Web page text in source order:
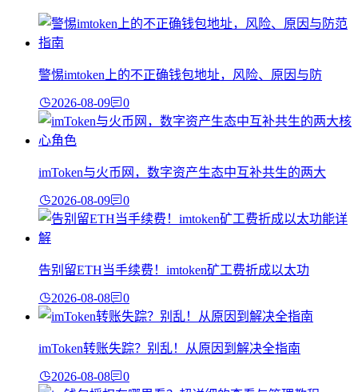
警惕imtoken上的不正确钱包地址，风险、原因与防
2026-08-09 0
imToken与火币网，数字资产生态中互补共生的两大
2026-08-09 0
告别留ETH当手续费！imtoken矿工费折成以太功
2026-08-08 0
imToken转账失踪？别乱！从原因到解决全指南
2026-08-08 0